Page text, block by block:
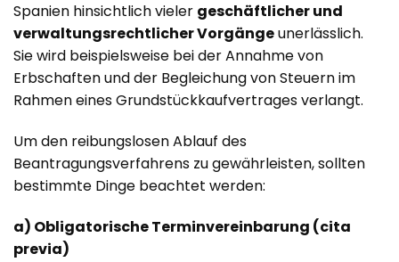
Spanien hinsichtlich vieler geschäftlicher und
verwaltungsrechtlicher Vorgängeunerlässlich.
Sie wird beispielsweise bei der Annahme von
Erbschaften und der Begleichung von Steuern im
Rahmen eines Grundstückkaufvertrages verlangt.
Um den reibungslosen Ablauf des
Beantragungsverfahrens zu gewährleisten, sollten
bestimmte Dinge beachtet werden:
a) Obligatorische Terminvereinbarung (cita
previa)